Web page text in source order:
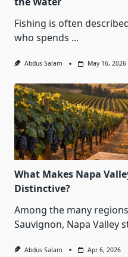
Fishing is often
who spends ...
Abdus Salam May 16, 2026
What Makes Napa
Distinctive?
Among the many
Sauvignon, Napa Valley
Abdus Salam Apr 6, 2026